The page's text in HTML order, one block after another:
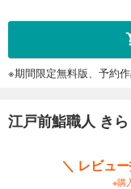
江戸前
完結
あらす
※期間限定無料版、予約
江戸前鮨職人 き
＼ レビュ
※購